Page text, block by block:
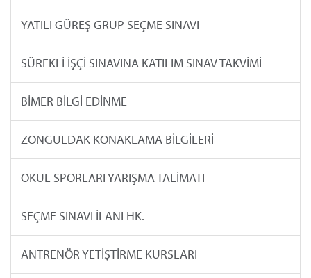
YATILI GÜREŞ GRUP SEÇME SINAVI
SÜREKLİ İŞÇİ SINAVINA KATILIM SINAV TAKVİMİ
BİMER BİLGİ EDİNME
ZONGULDAK KONAKLAMA BİLGİLERİ
OKUL SPORLARI YARIŞMA TALİMATI
SEÇME SINAVI İLANI HK.
ANTRENÖR YETİŞTİRME KURSLARI